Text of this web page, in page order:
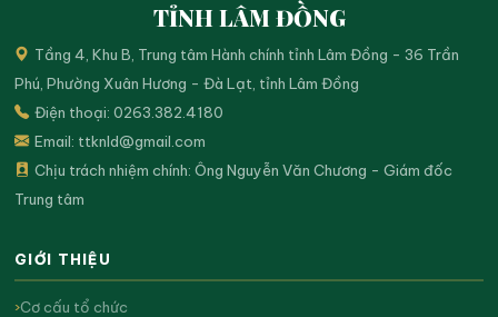
TỈNH LÂM ĐỒNG
Tầng 4, Khu B, Trung tâm Hành chính tỉnh Lâm Đồng - 36 Trần
Phú, Phường Xuân Hương - Đà Lạt, tỉnh Lâm Đồng
Điện thoại: 0263.382.4180
Email: ttknld@gmail.com
Chịu trách nhiệm chính: Ông Nguyễn Văn Chương - Giám đốc
Trung tâm
GIỚI THIỆU
Cơ cấu tổ chức